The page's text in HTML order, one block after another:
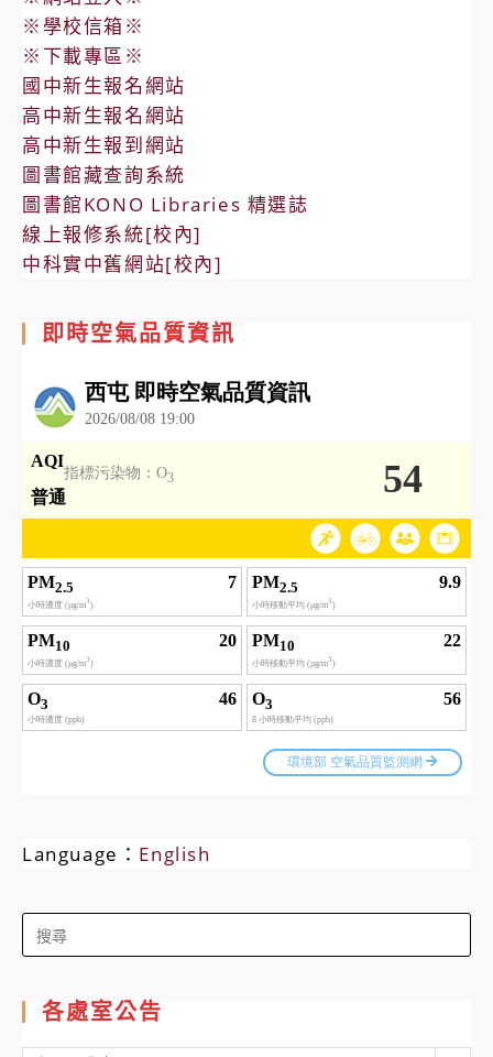
※學校信箱※
※下載專區※
國中新生報名網站
高中新生報名網站
高中新生報到網站
圖書館藏查詢系統
圖書館KONO Libraries 精選誌
線上報修系統[校內]
中科實中舊網站[校內]
即時空氣品質資訊
Language： English
Search
for:
各處室公告